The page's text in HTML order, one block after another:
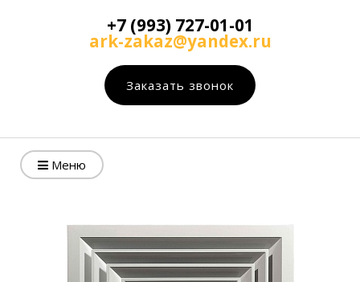
+7 (993) 727-01-01
ark-zakaz@yandex.ru
Заказать звонок
Меню